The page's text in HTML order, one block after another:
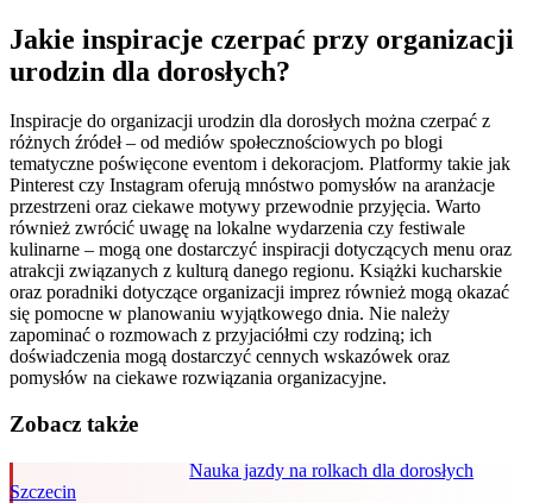
Jakie inspiracje czerpać przy organizacji
urodzin dla dorosłych?
Inspiracje do organizacji urodzin dla dorosłych można czerpać z
różnych źródeł – od mediów społecznościowych po blogi
tematyczne poświęcone eventom i dekoracjom. Platformy takie jak
Pinterest czy Instagram oferują mnóstwo pomysłów na aranżacje
przestrzeni oraz ciekawe motywy przewodnie przyjęcia. Warto
również zwrócić uwagę na lokalne wydarzenia czy festiwale
kulinarne – mogą one dostarczyć inspiracji dotyczących menu oraz
atrakcji związanych z kulturą danego regionu. Książki kucharskie
oraz poradniki dotyczące organizacji imprez również mogą okazać
się pomocne w planowaniu wyjątkowego dnia. Nie należy
zapominać o rozmowach z przyjaciółmi czy rodziną; ich
doświadczenia mogą dostarczyć cennych wskazówek oraz
pomysłów na ciekawe rozwiązania organizacyjne.
Zobacz także
Nauka jazdy na rolkach dla dorosłych
Szczecin